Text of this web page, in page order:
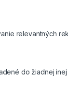
relevantných
do žiadnej